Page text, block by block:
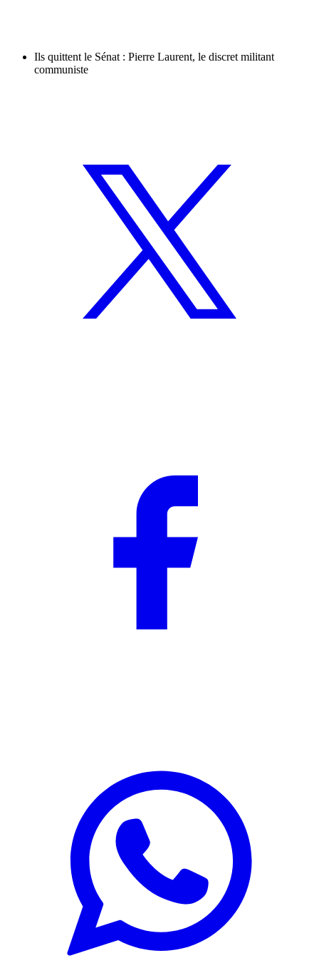
Ils quittent le Sénat : Pierre Laurent, le discret militant
communiste